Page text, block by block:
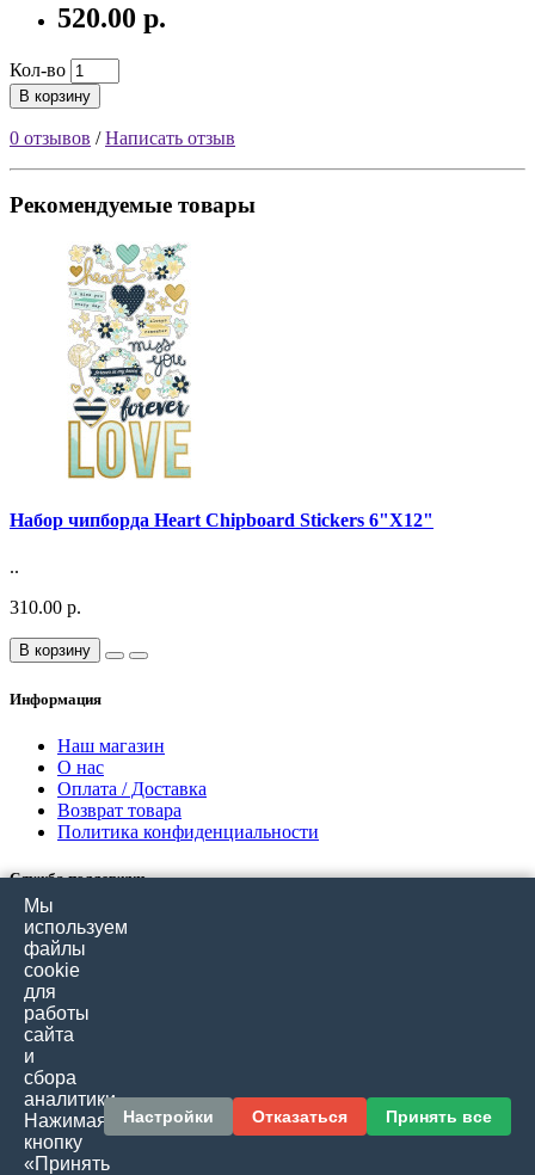
520.00 р.
Кол-во
В корзину
0 отзывов /Написать отзыв
Рекомендуемые товары
Набор чипборда Heart Chipboard Stickers 6"X12"
..
310.00 р.
В корзину
Информация
Наш магазин
О нас
Оплата / Доставка
Возврат товара
Политика конфиденциальности
Служба поддержки
Связаться с нами
Отзывы покупателей
Карта сайта
Дополнительно
Подарочные сертификаты
Товары со скидкой
Личный кабинет
Мы
используем
файлы
cookie
для
работы
сайта
и
сбора
аналитики.
Нажимая
кнопку
«Принять
Настройки Отказаться Принять все